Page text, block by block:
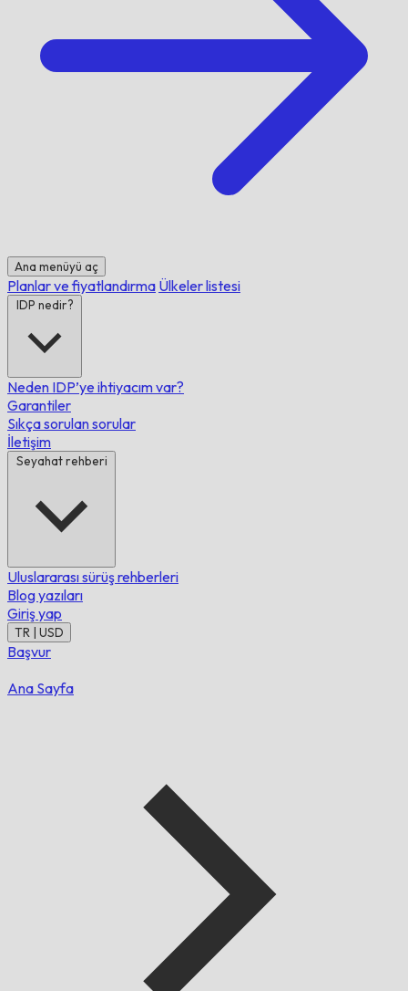
Ana menüyü aç
Planlar ve fiyatlandırma Ülkeler listesi
IDP nedir?
Neden IDP’ye ihtiyacım var?
Garantiler
Sıkça sorulan sorular
İletişim
Seyahat rehberi
Uluslararası sürüş rehberleri
Blog yazıları
Giriş yap
TR | USD
Başvur
Ana Sayfa